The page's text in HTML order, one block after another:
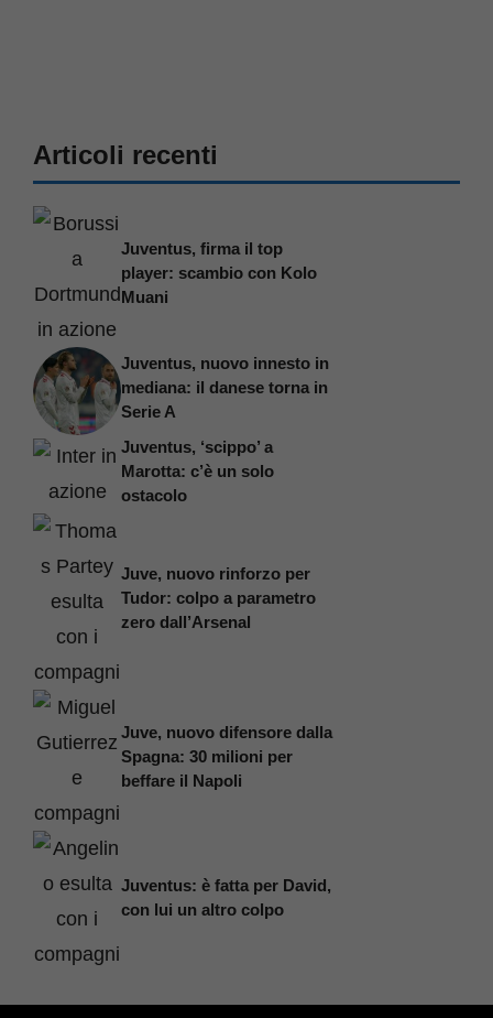
Articoli recenti
Juventus, firma il top
player: scambio con Kolo
Muani
Juventus, nuovo innesto in
mediana: il danese torna in
Serie A
Juventus, ‘scippo’ a
Marotta: c’è un solo
ostacolo
Juve, nuovo rinforzo per
Tudor: colpo a parametro
zero dall’Arsenal
Juve, nuovo difensore dalla
Spagna: 30 milioni per
beffare il Napoli
Juventus: è fatta per David,
con lui un altro colpo